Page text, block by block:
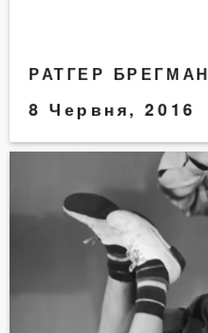
РАТГЕР БРЕГМАН
8 Червня, 2016